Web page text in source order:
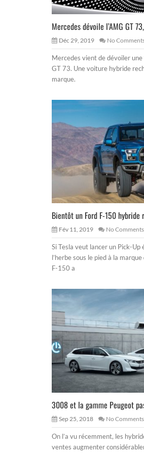
Mercedes dévoile l’AMG GT
Déc 29, 2019 No
Mercedes vient de dévoiler
GT 73. Une voiture hybride
marque.
Bientôt un Ford F-150 hybride
Fév 11, 2019 No Comments
Si Tesla veut lancer un Pick-
l’herbe sous le pied à la
F-150 a
3008 et la gamme Peugeot
Sep 25, 2018 No Comments
On l’a vu récemment, les
ventes augmenter